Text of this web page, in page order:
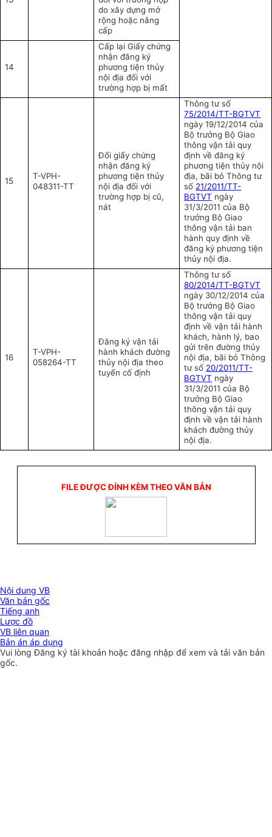
do xây dựng mở
rộng hoặc nâng
cấp
14
Cấp lại Giấy chứng
nhận đăng ký
phương tiện thủy
nội địa đối với
trường hợp bị mất
15
T-VPH-
048311-TT
Đổi giấy chứng
nhận đăng ký
phương tiện thủy
nội địa đối với
trường hợp bị cũ,
nát
Thông tư số
75/2014/TT-BGTVT
ngày 19/12/2014 của
Bộ trưởng Bộ Giao
thông vận tải quy
định về đăng ký
phương tiện thủy nội
địa, bãi bỏ Thông tư
số 21/2011/TT-
BGTVT ngày
31/3/2011 của Bộ
trưởng Bộ Giao
thông vận tải ban
hành quy định về
đăng ký phương tiện
thủy nội địa.
16
T-VPH-
058264-TT
Đăng ký vận tải
hành khách đường
thủy nội địa theo
tuyến cố định
Thông tư số
80/2014/TT-BGTVT
ngày 30/12/2014 của
Bộ trưởng Bộ Giao
thông vận tải quy
định về vận tải hành
khách, hành lý, bao
gửi trên đường thủy
nội địa, bãi bỏ Thông
tư số 20/2011/TT-
BGTVT ngày
31/3/2011 của Bộ
trưởng Bộ Giao
thông vận tải quy
định về vận tải hành
khách đường thủy
nội địa.
FILE ĐƯỢC ĐÍNH KÈM THEO VĂN BẢN
Nội dung VB
Văn bản gốc
Tiếng anh
Lược đồ
VB liên quan
Bản án áp dụng
Vui lòngĐăng ký tài khoản hoặc đăng nhập để xem và tải văn bản
gốc.